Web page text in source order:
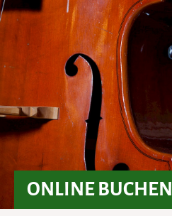
ONLINE BUCHEN